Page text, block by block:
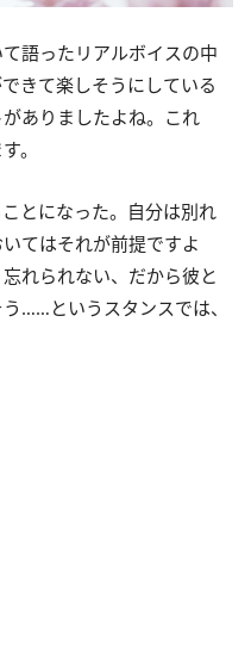
語ったリアルボイスの中
きて楽しそうにしている
ありましたよね。これ
。
とになった。自分は別れ
てはそれが前提ですよ
れられない、だから彼と
……というスタンスでは、